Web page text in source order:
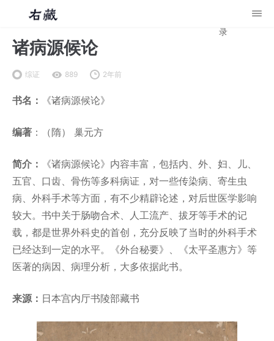
录
诸病源候论
综证 889 2年前
书名： 《诸病源候论》
编著 ：（隋） 巢元方
简介：
《诸病源候论》内容丰富，包括内、外、妇、儿、
五官、口齿、骨伤等多科病证，对一些传染病、寄生虫
病、外科手术等方面，有不少精辟论述，对后世医学影响
较大。书中关于肠吻合术、人工流产、拔牙等手术的记
载，都是世界外科史的首创，充分反映了当时的外科手术
已经达到一定的水平。《外台秘要》、《太平圣惠方》等
医著的病因、病理分析，大多依据此书。
来源： 日本宫内厅书陵部藏书